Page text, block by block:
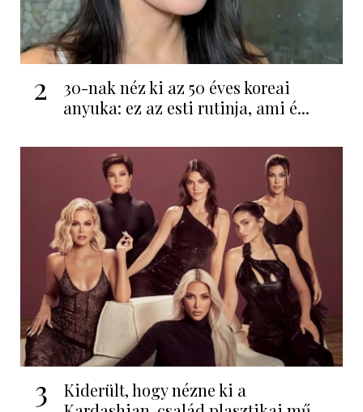
2
30-nak néz ki az 50 éves koreai
anyuka: ez az esti rutinja, ami é...
3
Kiderült, hogy nézne ki a